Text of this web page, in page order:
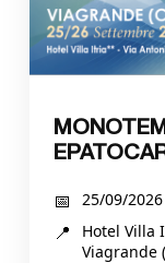
25/09/
Hotel Villa
Viagrande